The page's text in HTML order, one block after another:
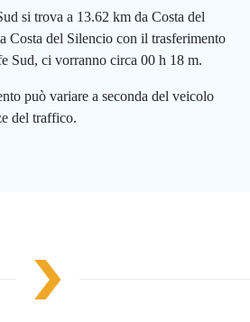
si trova a 13.62 km da Costa del
Costa del Silencio con il trasferimento
Sud, ci vorranno circa 00 h 18 m.
può variare a seconda del veicolo
del traffico.